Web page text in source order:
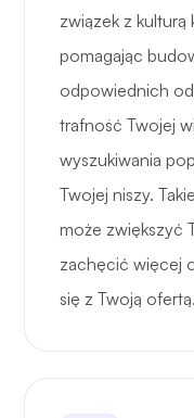
związek z kulturą
pomagając
odpowiednich
trafność Twojej
wyszukiwania
Twojej niszy.
może zwiększyć
zachęcić więcej
się z Twoją ofertą.